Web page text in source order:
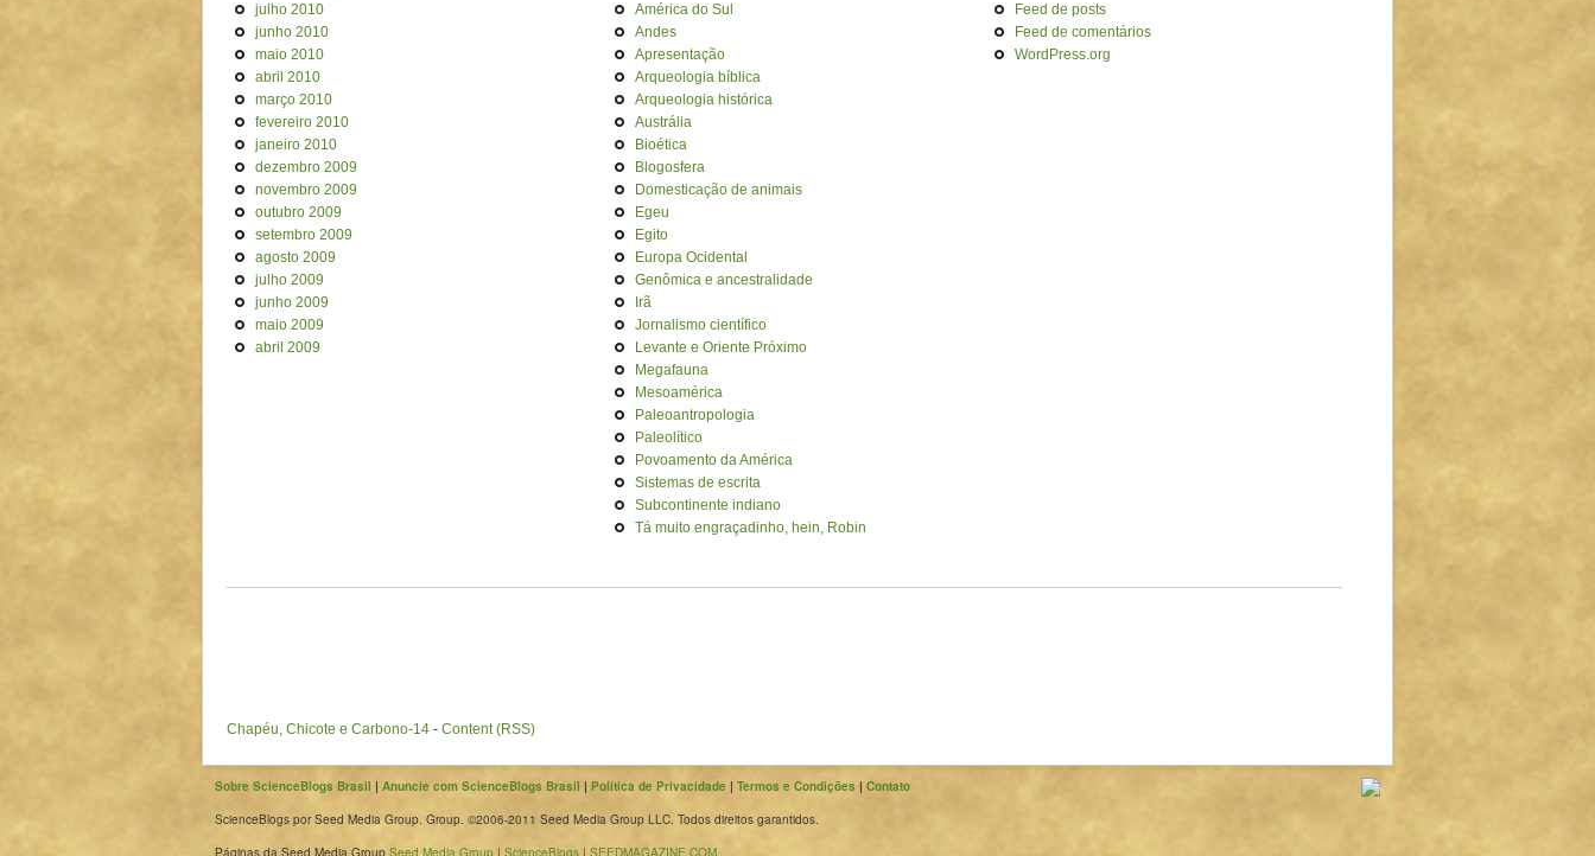
julho 2010
junho 2010
maio 2010
abril 2010
março 2010
fevereiro 2010
janeiro 2010
dezembro 2009
novembro 2009
outubro 2009
setembro 2009
agosto 2009
julho 2009
junho 2009
maio 2009
abril 2009
América do Sul
Andes
Apresentação
Arqueologia bíblica
Arqueologia histórica
Austrália
Bioética
Blogosfera
Domesticação de animais
Egeu
Egito
Europa Ocidental
Genômica e ancestralidade
Irã
Jornalismo científico
Levante e Oriente Próximo
Megafauna
Mesoamérica
Paleoantropologia
Paleolítico
Povoamento da América
Sistemas de escrita
Subcontinente indiano
Tá muito engraçadinho, hein, Robin
Feed de posts
Feed de comentários
WordPress.org
Chapéu, Chicote e Carbono-14 - Content (RSS)
Sobre ScienceBlogs Brasil | Anuncie com ScienceBlogs Brasil | Política de Privacidade | Termos e Condições | Contato
ScienceBlogs por Seed Media Group. Group. ©2006-2011 Seed Media Group LLC. Todos direitos garantidos.
Páginas da Seed Media Group Seed Media Group | ScienceBlogs | SEEDMAGAZINE.COM